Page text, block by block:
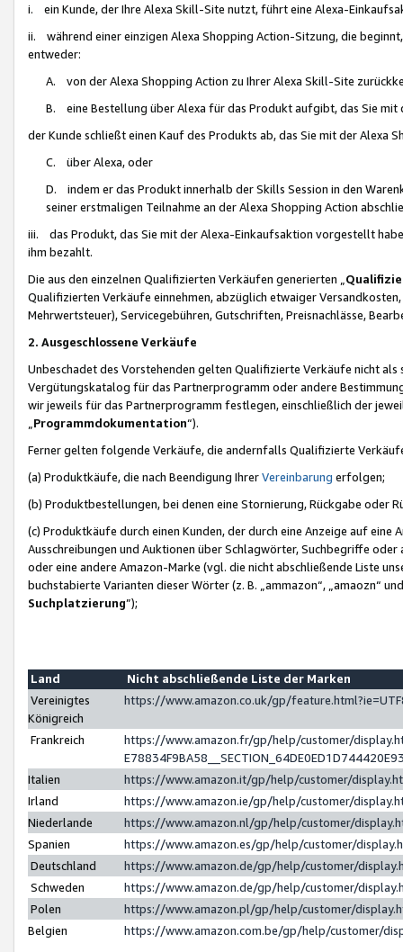
i. ein Kunde, der Ihre Alexa Skill-Site nutzt, führt eine Alexa-
ii. während einer einzigen Alexa Shopping Action-Sitzung, die
entweder:
A. von der Alexa Shopping Action zu Ihrer Alexa Skill-Site
B. eine Bestellung über Alexa für das Produkt aufgibt, das Sie mit
der Kunde schließt einen Kauf des Produkts ab, das Sie mit der Alexa
C. über Alexa, oder
D. indem er das Produkt innerhalb der Skills Session in den
seiner erstmaligen Teilnahme an der Alexa Shopping Action
iii. das Produkt, das Sie mit der Alexa-Einkaufsaktion vorgestellt
ihm bezahlt.
Die aus den einzelnen Qualifizierten Verkäufen generierten „
Qualifizierten Verkäufe einnehmen, abzüglich etwaiger
Mehrwertsteuer), Servicegebühren, Gutschriften, Preisnachlässe,
2. Ausgeschlossene Verkäufe
Unbeschadet des Vorstehenden gelten Qualifizierte Verkäufe nicht
Vergütungskatalog für das Partnerprogramm oder andere
wir jeweils für das Partnerprogramm festlegen, einschließlich der
Programmdokumentation“).
Ferner gelten folgende Verkäufe, die andernfalls Qualifizierte
(a) Produktkäufe, die nach Beendigung IhrerVereinbarung erfolgen;
(b) Produktbestellungen, bei denen eine Stornierung, Rückgabe oder
(c) Produktkäufe durch einen Kunden, der durch eine Anzeige auf
Ausschreibungen und Auktionen über Schlagwörter, Suchbegriffe
oder eine andere Amazon-Marke (vgl. die nicht abschließende Liste
buchstabierte Varianten dieser Wörter (z. B. „ammazon“, „amaozn“
Suchplatzierung”);
Land
Nicht abschließende Liste der Marken
Vereinigtes
Königreich
https://www.amazon.co.uk/gp/
Frankreich
https://www.amazon.fr/gp/help/customer/
Italien
https://www.amazon.it/gp/help/customer/
Irland
https://www.amazon.ie/gp/help/customer/
Niederlande
https://www.amazon.nl/gp/help/customer/
Spanien
https://www.amazon.es/gp/help/customer/
Deutschland
https://www.amazon.de/gp/help/customer/
Schweden
https://www.amazon.de/gp/help/customer/
Polen
https://www.amazon.pl/gp/help/customer/
Belgien
https://www.amazon.com.be/gp/help/customer/